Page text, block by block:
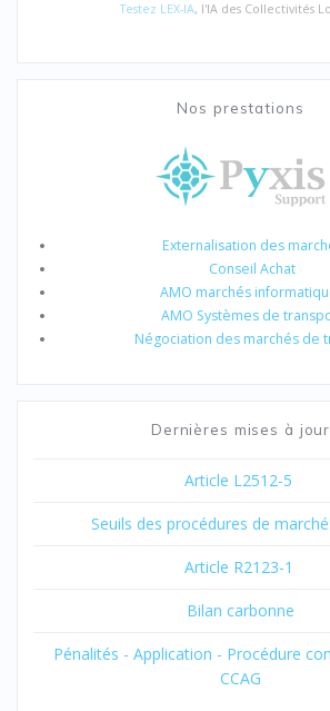
Testez LEX-IA, l'IA des Collectivités
Nos prestations
Externalisation des
Conseil Achat
AMO marchés
AMO Systèmes de
Négociation des marchés de
Dernières mises à jour
Article L2512-5
Seuils des procédures de
Article R2123-1
Bilan carbonne
Pénalités - Application - Procédure
CCAG